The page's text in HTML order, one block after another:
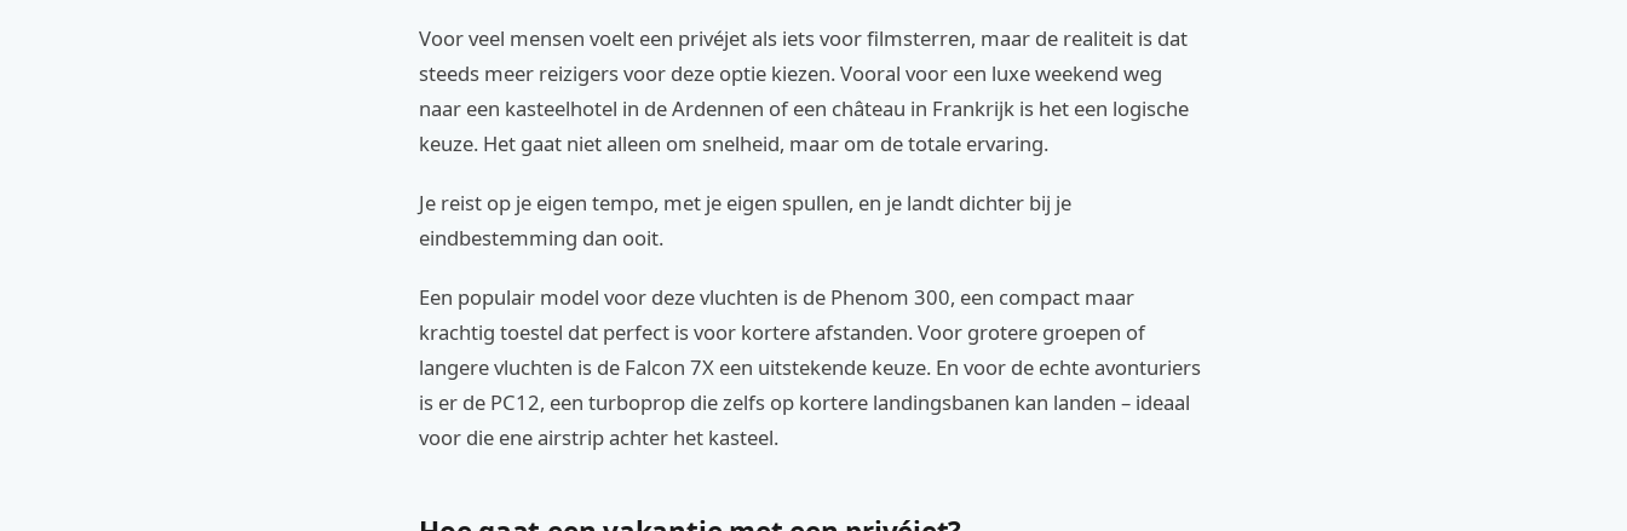
Voor veel mensen voelt een privéjet als iets voor filmsterren, maar de realiteit is dat
steeds meer reizigers voor deze optie kiezen. Vooral voor een luxe weekend weg
naar een kasteelhotel in de Ardennen of een château in Frankrijk is het een logische
keuze. Het gaat niet alleen om snelheid, maar om de totale ervaring.
Je reist op je eigen tempo, met je eigen spullen, en je landt dichter bij je
eindbestemming dan ooit.
Een populair model voor deze vluchten is de Phenom 300, een compact maar
krachtig toestel dat perfect is voor kortere afstanden. Voor grotere groepen of
langere vluchten is de Falcon 7X een uitstekende keuze. En voor de echte avonturiers
is er de PC12, een turboprop die zelfs op kortere landingsbanen kan landen – ideaal
voor die ene airstrip achter het kasteel.